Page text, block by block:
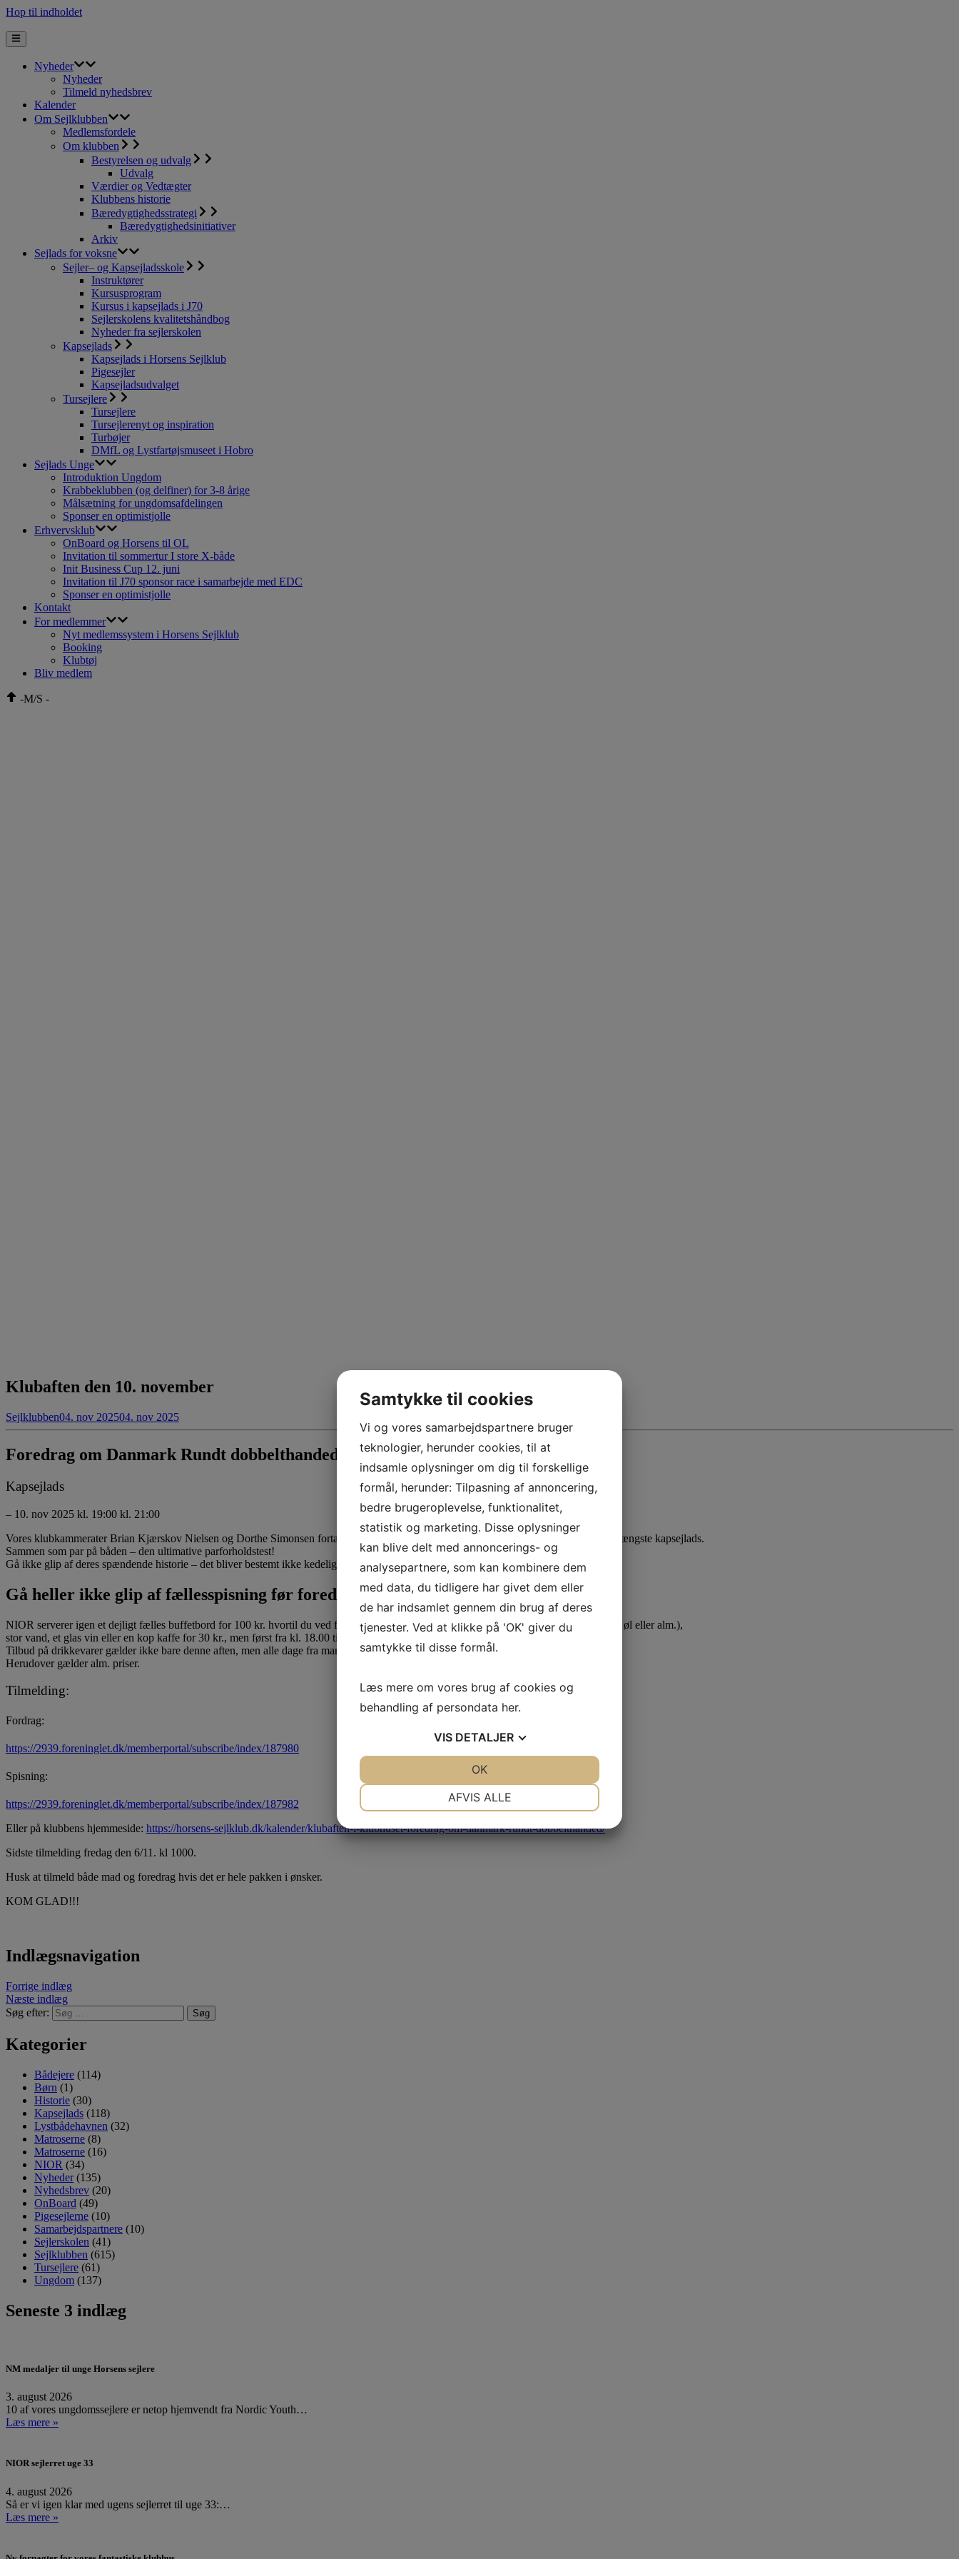
Hop til indholdet
Nyheder
Nyheder
Tilmeld nyhedsbrev
Kalender
Om Sejlklubben
Medlemsfordele
Om klubben
Bestyrelsen og udvalg
Udvalg
Værdier og Vedtægter
Klubbens historie
Bæredygtighedsstrategi
Bæredygtighedsinitiativer
Arkiv
Sejlads for voksne
Sejler– og Kapsejladsskole
Instruktører
Kursusprogram
Kursus i kapsejlads i J70
Sejlerskolens kvalitetshåndbog
Nyheder fra sejlerskolen
Kapsejlads
Kapsejlads i Horsens Sejlklub
Pigesejler
Kapsejladsudvalget
Tursejlere
Tursejlere
Tursejlerenyt og inspiration
Turbøjer
DMfL og Lystfartøjsmuseet i Hobro
Sejlads Unge
Introduktion Ungdom
Krabbeklubben (og delfiner) for 3-8 årige
Målsætning for ungdomsafdelingen
Sponser en optimistjolle
Erhvervsklub
OnBoard og Horsens til OL
Invitation til sommertur I store X-både
Init Business Cup 12. juni
Invitation til J70 sponsor race i samarbejde med EDC
Sponser en optimistjolle
Kontakt
For medlemmer
Nyt medlemssystem i Horsens Sejlklub
Booking
Klubtøj
Bliv medlem
-M/S -
Klubaften den 10. november
Sejlklubben04. nov 202504. nov 2025
Foredrag om Danmark Rundt dobbelthanded
Kapsejlads
– 10. nov 2025 kl. 19:00 kl. 21:00
Vores klubkammerater Brian Kjærskov Nielsen og Dorthe Simonsen fortæller om deres udfordrende tur rundt om Danmark i Danmarks længste kapsejlads.
Sammen som par på båden – den ultimative parforholdstest!
Gå ikke glip af deres spændende historie – det bliver bestemt ikke kedeligt!
Gå heller ikke glip af fællesspisning før foredraget
NIOR serverer igen et dejligt fælles buffetbord for 100 kr. hvortil du ved fremvisning af dit medlemskort i baren kan købe stor øl (Classic øl eller alm.),
stor vand, et glas vin eller en kop kaffe for 30 kr., men først fra kl. 18.00 til lukketid.
Tilbud på drikkevarer gælder ikke bare denne aften, men alle dage fra mandag til torsdag hele året rundt og kun for medlemmer.
Herudover gælder alm. priser.
Tilmelding:
Fordrag:
https://2939.foreninglet.dk/memberportal/subscribe/index/187980
Spisning:
https://2939.foreninglet.dk/memberportal/subscribe/index/187982
Eller på klubbens hjemmeside: https://horsens-sejlklub.dk/kalender/klubaften-i-klubhuset-foredrag-om-danmark-rundt-dobbelthanded/
Sidste tilmelding fredag den 6/11. kl 1000.
Husk at tilmeld både mad og foredrag hvis det er hele pakken i ønsker.
KOM GLAD!!!
Indlægsnavigation
Forrige indlæg
Næste indlæg
Søg efter:
Kategorier
Bådejere (114)
Børn (1)
Historie (30)
Kapsejlads (118)
Lystbådehavnen (32)
Matroserne (8)
Matroserne (16)
NIOR (34)
Nyheder(135)
Nyhedsbrev (20)
OnBoard (49)
Pigesejlerne (10)
Samarbejdspartnere (10)
Sejlerskolen (41)
Sejlklubben (615)
Tursejlere (61)
Ungdom (137)
Seneste 3 indlæg
NM medaljer til unge Horsens sejlere
3. august 2026
10 af vores ungdomssejlere er netop hjemvendt fra Nordic Youth…
Læs mere »
NIOR sejlerret uge 33
4. august 2026
Så er vi igen klar med ugens sejlerret til uge 33:…
Læs mere »
Samtykke til cookies
Vi og vores samarbejdspartnere bruger
teknologier, herunder cookies, til at
indsamle oplysninger om dig til forskellige
formål, herunder: Tilpasning af annoncering,
bedre brugeroplevelse, funktionalitet,
statistik og marketing. Disse oplysninger
kan blive delt med annoncerings- og
analysepartnere, som kan kombinere dem
med data, du tidligere har givet dem eller
de har indsamlet gennem din brug af deres
tjenester. Ved at klikke på 'OK' giver du
samtykke til disse formål.
Læs mere om vores brug af cookies og
behandling af persondata her.
VIS DETALJER
AFVIS ALLE
OK